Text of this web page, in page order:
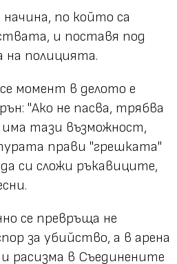
по който са
и поставя под
на полицията.
момент в делото е
"Ако не пасва, трябва
има тази възможност,
прави "грешката"
си сложи ръкавиците,
се превръща не
за убийство, а в арена
расизма в Съединените